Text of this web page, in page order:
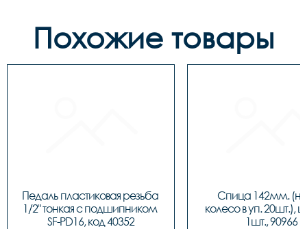
Похожие товары
Педаль пластиковая резьба
1/2" тонкая c подшипником
SF-PD16, код 40352
Спица 142мм. (на
колесо в уп. 20шт.),
1шт., 90966